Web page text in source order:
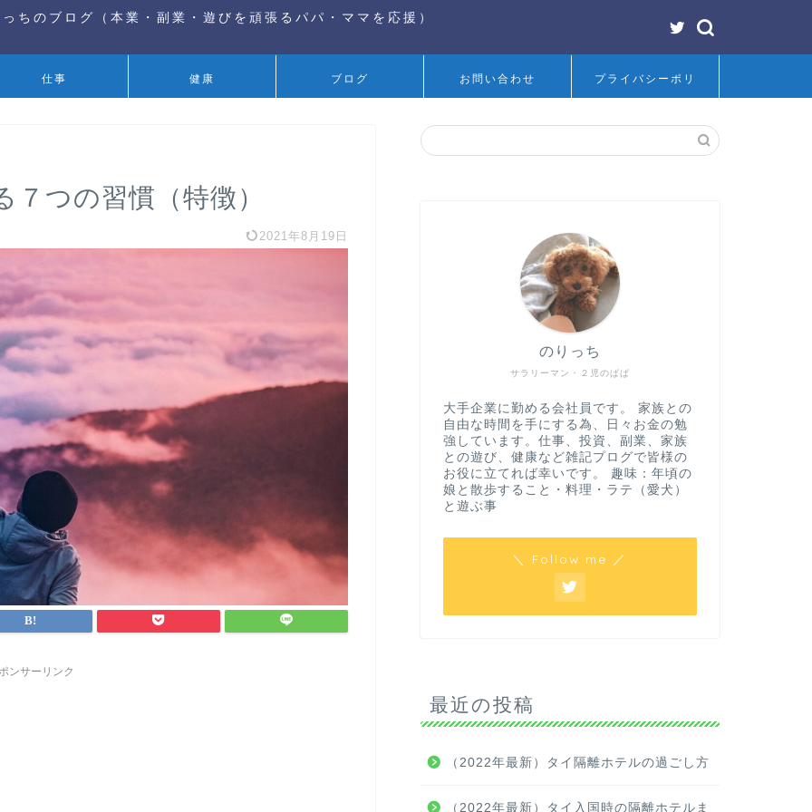
ちのブログ（本業・副業・遊びを頑張るパパ・ママを応援）
仕事 健康 ブログ お問い合わせ
プライバシーポリ
シー
つの習慣（特徴）
2021年8月19日
ンサーリンク
サラリーマン・２児のぱぱ
のりっち
大手企業に勤める会社員です。 家族との
自由な時間を手にする為、日々お金の勉
強しています。仕事、投資、副業、家族
との遊び、健康など雑記プログで皆様の
お役に立てれば幸いです。 趣味：年頃の
娘と散歩すること・料理・ラテ（愛犬）
と遊ぶ事
＼ Follow me ／
最近の投稿
（2022年最新）タイ隔離ホテルの過ごし方
（2022年最新）タイ入国時の隔離ホテルま